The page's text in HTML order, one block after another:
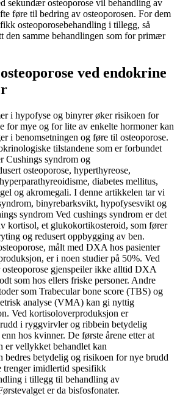
sekundær osteoporose vil behandling av
føre til bedring av osteoporosen. For dem
osteoporosebehandling i tillegg, så
den samme behandlingen som for primær
ved endokrine
i hypofyse og binyrer øker risikoen for
for mye og for lite av enkelte hormoner kan
i benomsetningen og føre til osteoporose.
tilstandene som er forbundet
Cushings syndrom og
osteoporose, hyperthyreose,
diabetes mellitus,
og akromegali. I denne artikkelen tar vi
binyrebarksvikt, hypofysesvikt og
syndrom Ved cushings syndrom er det
kortisol, et glukokortikosteroid, som fører
og redusert oppbygging av ben.
målt med DXA hos pasienter
er i noen studier på 50%. Ved
gjenspeiler ikke alltid DXA
som hos ellers friske personer. Andre
som Trabecular bone score (TBS) og
analyse (VMA) kan gi nyttig
Ved kortisoloverproduksjon er
i ryggvirvler og ribbein betydelig
hos kvinner. De første årene etter at
er vellykket behandlet kan
bedres betydelig og risikoen for nye brudd
trenger imidlertid spesifikk
i tillegg til behandling av
er da bisfosfonater.